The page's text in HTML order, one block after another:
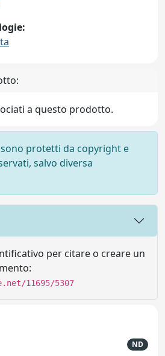
a questo prodotto.
protetti da copyright e
salvo diversa
per citare o creare un
11695/5307
ND